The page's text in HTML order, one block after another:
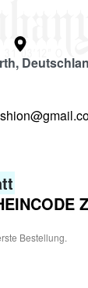
Bestellung.